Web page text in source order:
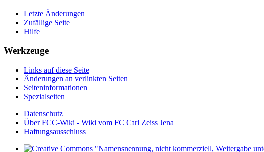
Letzte Änderungen
Zufällige Seite
Hilfe
Werkzeuge
Links auf diese Seite
Änderungen an verlinkten Seiten
Seiten­­informationen
Spezialseiten
Datenschutz
Über FCC-Wiki - Wiki vom FC Carl Zeiss Jena
Haftungsausschluss